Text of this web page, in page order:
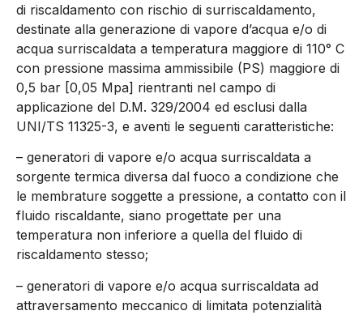
di riscaldamento con rischio di surriscaldamento,
destinate alla generazione di vapore d’acqua e/o di
acqua surriscaldata a temperatura maggiore di 110° C
con pressione massima ammissibile (PS) maggiore di
0,5 bar [0,05 Mpa] rientranti nel campo di
applicazione del D.M. 329/2004 ed esclusi dalla
UNI/TS 11325-3, e aventi le seguenti caratteristiche:
– generatori di vapore e/o acqua surriscaldata a
sorgente termica diversa dal fuoco a condizione che
le membrature soggette a pressione, a contatto con il
fluido riscaldante, siano progettate per una
temperatura non inferiore a quella del fluido di
riscaldamento stesso;
– generatori di vapore e/o acqua surriscaldata ad
attraversamento meccanico di limitata potenzialità